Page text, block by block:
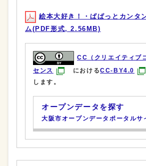
絵本大好き！・ぱぱっとカンタ
ム(PDF形式, 2.56MB)
CC（クリエイティブ
センス
におけるCC-BY4.0
します。
オープンデータを探す
大阪市オープンデータポータルサ